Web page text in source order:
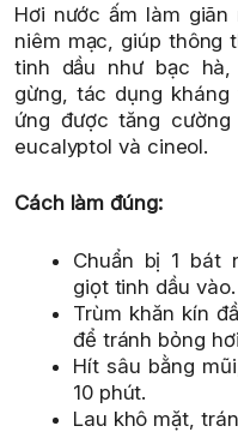
Hơi nước ấm làm
niêm mạc, giúp thông
tinh dầu như bạc
gừng, tác dụng
ứng được tăng
eucalyptol và cineol.
Cách làm đúng:
Chuẩn bị 1 bát
giọt tinh dầu vào.
Trùm khăn kín
để tránh bỏng
Hít sâu bằng
10 phút.
Lau khô mặt,